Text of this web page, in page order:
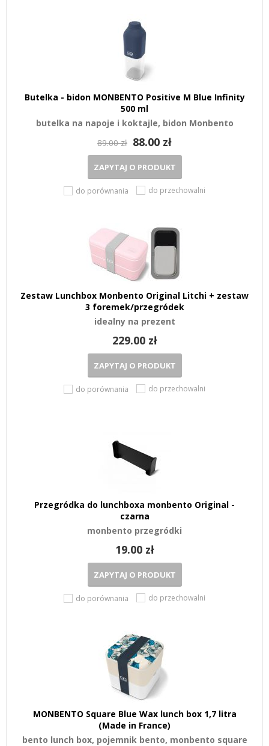
Butelka - bidon MONBENTO Positive M Blue Infinity
500 ml
butelka na napoje i koktajle, bidon Monbento
89.00 zł 88.00 zł
ZAPYTAJ O PRODUKT
do porównania do przechowalni
Zestaw Lunchbox Monbento Original Litchi + zestaw
3 foremek/przegródek
idealny na prezent
229.00 zł
ZAPYTAJ O PRODUKT
do porównania do przechowalni
Przegródka do lunchboxa monbento Original -
czarna
monbento przegródki
19.00 zł
ZAPYTAJ O PRODUKT
do porównania do przechowalni
MONBENTO Square Blue Wax lunch box 1,7 litra
(Made in France)
bento lunch box, pojemnik bento, monbento square